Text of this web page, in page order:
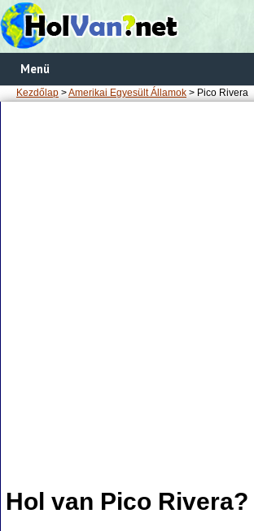
Menü
Kezdőlap >Amerikai Egyesült Államok > Pico Rivera
Hol van Pico Rivera?